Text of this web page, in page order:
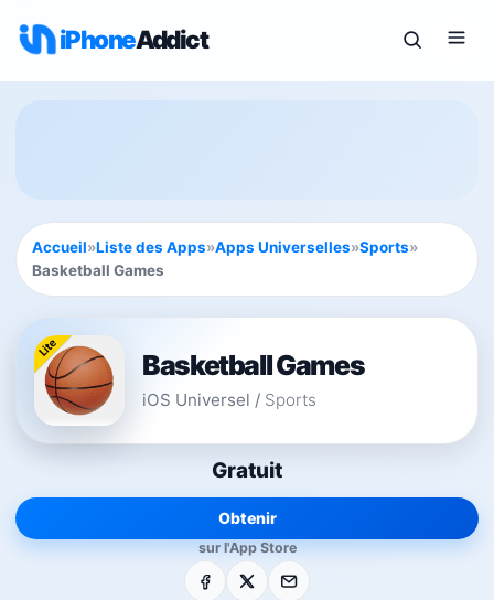
iPhoneAddict
Accueil»Liste des Apps»Apps Universelles»Sports»
Basketball Games
Basketball Games
iOS Universel / Sports
Gratuit
Obtenir
sur l'App Store
Facebook E-mail